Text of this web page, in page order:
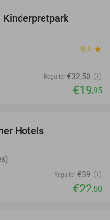
Kinderpretpark
9.4 star
Regulier €32,50
€19,95
Hotels
Regulier €39
€22,50